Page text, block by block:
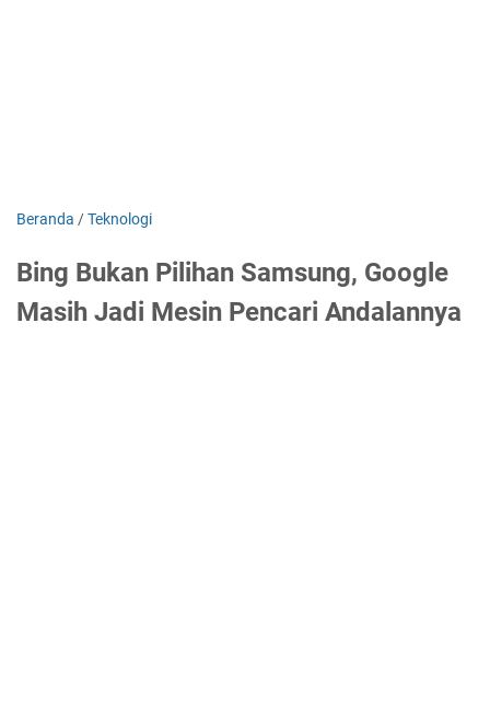
Beranda /Teknologi
Bing Bukan Pilihan Samsung, Google
Masih Jadi Mesin Pencari Andalannya